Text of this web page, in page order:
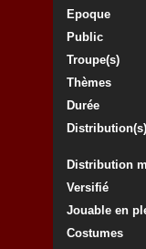
Epoque
Public
Troupe(s)
Thèmes
Durée
Distribution(s)
Distribution
Versifié
Jouable en
Costumes